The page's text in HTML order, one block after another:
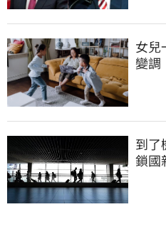
女兒
變調
到了
鎖國